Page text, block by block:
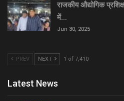
राजकीय औद्योगिक
में…
Jun 30, 2025
PREV NEXT 1 of 7,410
Latest News